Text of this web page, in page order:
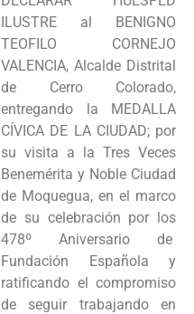
Programas
Intranet
ILUSTRE al BENIGNO
TEOFILO CORNEJO
VALENCIA, Alcalde Distrital
de Cerro Colorado,
entregando la MEDALLA
CÍVICA DE LA CIUDAD; por
su visita a la Tres Veces
Benemérita y Noble Ciudad
de Moquegua, en el marco
de su celebración por los
478º Aniversario de
Fundación Española y
ratificando el compromiso
de seguir trabajando en